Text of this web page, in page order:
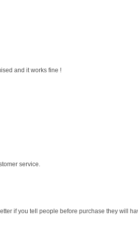
and it works fine !
service.
if you tell people before purchase they will